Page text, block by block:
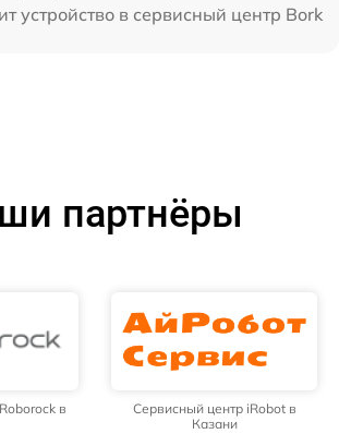
устройство в сервисный центр Bork
партнёры
в
Сервисный центр iRobot в
Казани